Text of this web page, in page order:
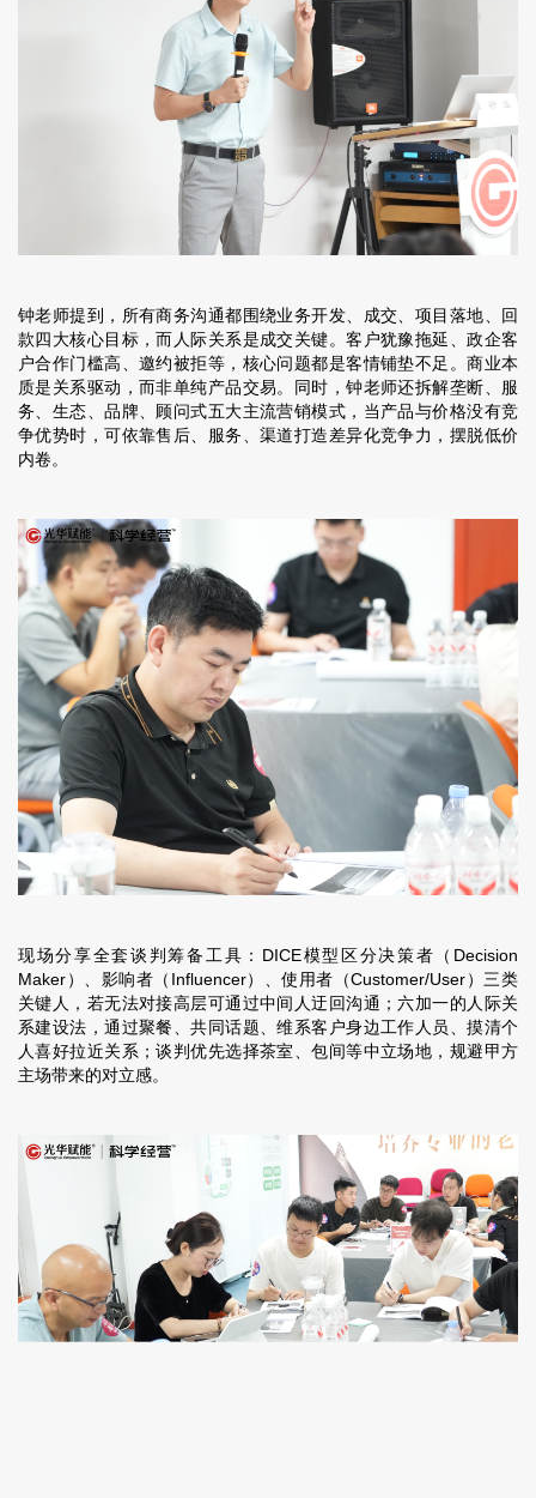
钟老师提到，所有商务沟通都围绕业务开发、成交、项目落地、回
款四大核心目标，而人际关系是成交关键。客户犹豫拖延、政企客
户合作门槛高、邀约被拒等，核心问题都是客情铺垫不足。商业本
质是关系驱动，而非单纯产品交易。同时，钟老师还拆解垄断、服
务、生态、品牌、顾问式五大主流营销模式，当产品与价格没有竞
争优势时，可依靠售后、服务、渠道打造差异化竞争力，摆脱低价
内卷。
现场分享全套谈判筹备工具： DICE模型 区分决策者（Decision
Maker）、影响者（Influencer）、使用者（Customer/User）三类
关键人，若无法对接高层可通过中间人迂回沟通；六加一的人际关
系建设法，通过聚餐、共同话题、维系客户身边工作人员、摸清个
人喜好拉近关系；谈判优先选择茶室、包间等中立场地，规避甲方
主场带来的对立感。